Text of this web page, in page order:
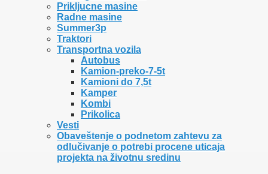
Prikljucne masine
Radne masine
Summer3p
Traktori
Transportna vozila
Autobus
Kamion-preko-7-5t
Kamioni do 7,5t
Kamper
Kombi
Prikolica
Vesti
Оbaveštenje o podnetom zahtevu za
odlučivanje o potrebi procene uticaja
projekta na životnu sredinu